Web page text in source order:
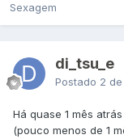
Sexagem
di_tsu_e
Postado 2
Há quase 1 mês
(pouco menos de 1